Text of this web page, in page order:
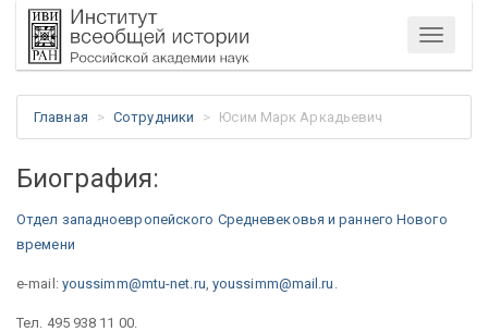
Меню
Главная Сотрудники Юсим Марк Аркадьевич
Биография:
Отдел западноевропейского Средневековья и раннего Нового
времени
e-mail: youssimm@mtu-net.ru, youssimm@mail.ru .
Тел. 495 938 11 00.